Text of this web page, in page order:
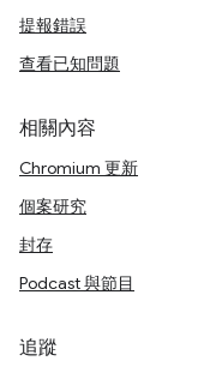
提報錯誤
查看已知問題
相關內容
Chromium 更新
個案研究
封存
Podcast 與節目
追蹤